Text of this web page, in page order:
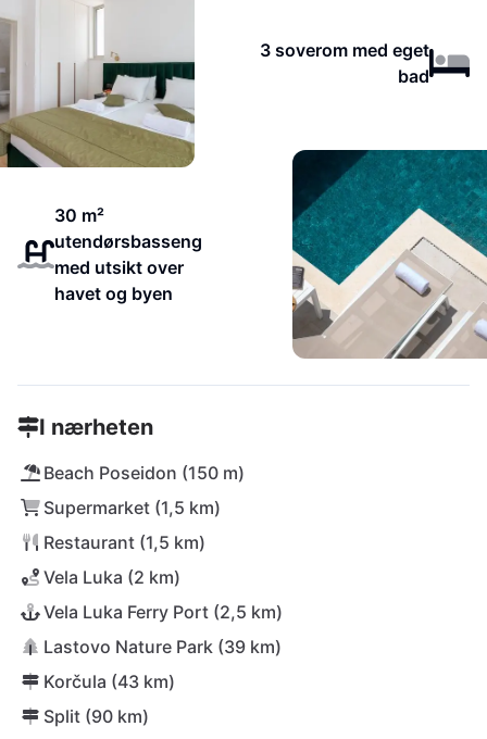
3 soverom med eget
bad
30 m²
utendørsbasseng
med utsikt over
havet og byen
I nærheten
Beach Poseidon (150 m)
Supermarket (1,5 km)
Restaurant (1,5 km)
Vela Luka (2 km)
Vela Luka Ferry Port (2,5 km)
Lastovo Nature Park (39 km)
Korčula (43 km)
Split (90 km)